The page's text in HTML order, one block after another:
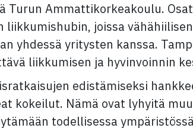
Turun Ammattikorkeakoulu.
liikkumishubin, joissa
yhdessä yritysten kanssa.
liikkumisen ja hyvinvoinnin
edistämiseksi
kokeilut. Nämä ovat lyhyitä
todellisessa